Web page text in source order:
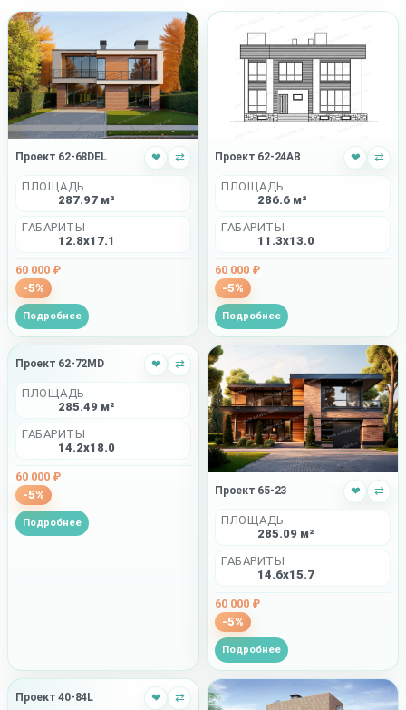
Проект 62-68DEL ❤ ⇄
ПЛОЩАДЬ
287.97 м²
ГАБАРИТЫ
12.8x17.1
60 000 ₽
-5%
Подробнее
Проект 62-24AB ❤ ⇄
ПЛОЩАДЬ
286.6 м²
ГАБАРИТЫ
11.3x13.0
60 000 ₽
-5%
Подробнее
Проект 62-72MD ❤ ⇄
ПЛОЩАДЬ
285.49 м²
ГАБАРИТЫ
14.2x18.0
60 000 ₽
-5%
Подробнее
Проект 65-23 ❤ ⇄
ПЛОЩАДЬ
285.09 м²
ГАБАРИТЫ
14.6x15.7
60 000 ₽
-5%
Подробнее
Проект 40-84L ❤ ⇄